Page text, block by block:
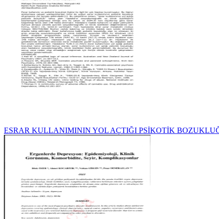
ESRAR KULLANIMININ YOL AÇTIĞI PSİKOTİK